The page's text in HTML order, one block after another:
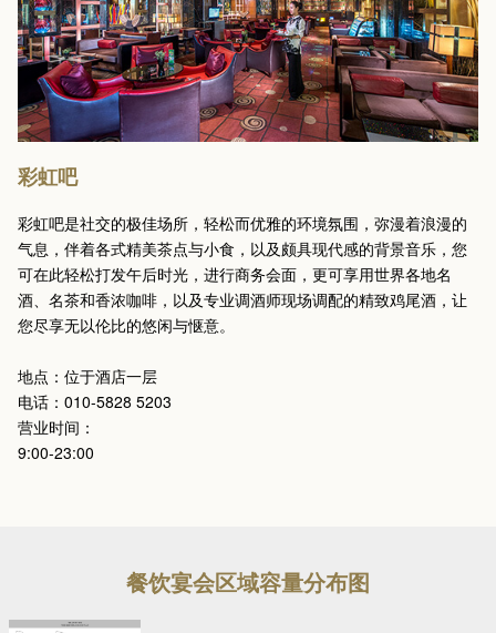
彩虹吧
彩虹吧是社交的极佳场所，轻松而优雅的环境氛围，弥漫着浪漫的
气息，伴着各式精美茶点与小食，以及颇具现代感的背景音乐，您
可在此轻松打发午后时光，进行商务会面，更可享用世界各地名
酒、名茶和香浓咖啡，以及专业调酒师现场调配的精致鸡尾酒，让
您尽享无以伦比的悠闲与惬意。
地点：位于酒店一层
电话：010-5828 5203
营业时间：
9:00-23:00
餐饮宴会区域容量分布图